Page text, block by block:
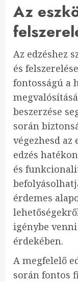
Az
Az edzéshez
és
fontosságú a
beszerzése
során
végezhesd az
edzés
és
érdemes
igénybe
érdekében.
A megfelelő
során fontos